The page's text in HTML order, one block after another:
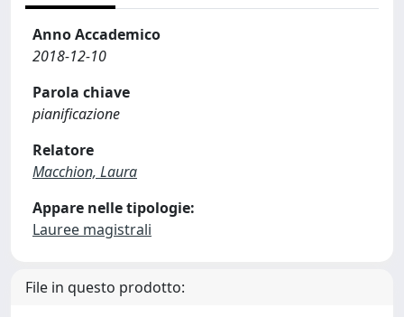
Anno Accademico
2018-12-10
Parola chiave
pianificazione
Relatore
Macchion, Laura
Appare nelle tipologie:
Lauree magistrali
File in questo prodotto: